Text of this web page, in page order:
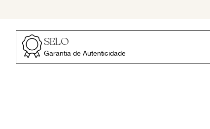
SELO
Garantia de Autenticidade